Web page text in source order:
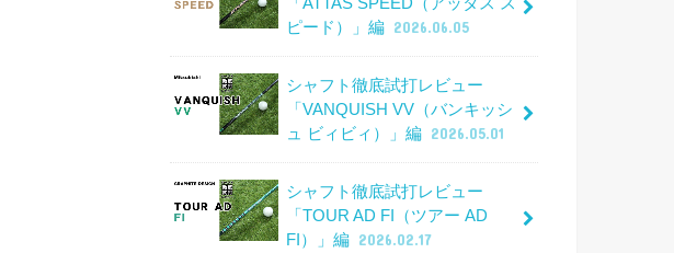
「ATTAS SPEED（アッタス ス
ピード）」編 2026.06.05
シャフト徹底試打レビュー
「VANQUISH VV（バンキッシ
ュ ビィビィ）」編 2026.05.01
シャフト徹底試打レビュー
「TOUR AD FI（ツアー AD
FI）」編 2026.02.17